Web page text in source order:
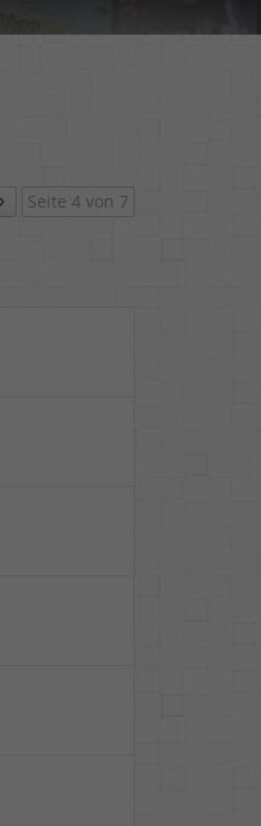
Seite 4 von 7